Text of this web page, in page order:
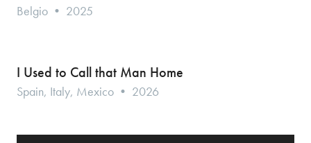
Belgio • 2025
I Used to Call that Man Home
Spain, Italy, Mexico • 2026